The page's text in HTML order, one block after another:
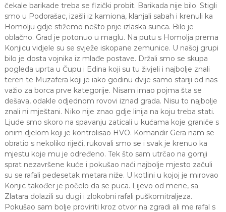
čekale barikade treba se fizički probit. Barikada nije bilo. Stigli
smo u Podorašac, izašli iz kamiona, klanjali sabah i krenuli ka
Homolju gdje stižemo nešto prije izlaska sunca. Bilo je
oblačno. Grad je potonuo u maglu. Na putu s Homolja prema
Konjicu vidjele su se svježe iskopane zemunice. U našoj grupi
bilo je dosta vojnika iz mlađe postave. Držali smo se skupa
pogleda uprta u Čupu i Edina koji su tu živjeli i najbolje znali
teren te Muzafera koji je iako godinu dvije samo stariji od nas
važio za borca prve kategorije. Nisam imao pojma šta se
dešava, odakle odjednom rovovi iznad grada. Nisu to najbolje
znali ni mještani. Niko nije znao gdje linija na koju treba stati.
Ljude smo skoro na spavanju zaticali u kućama koje graniče s
onim djelom koji je kontrolisao HVO. Komandir Gera nam se
obratio s nekoliko riječi, rukovali smo se i svak je krenuo ka
mjestu koje mu je određeno. Tek što sam utrčao na gornji
sprat nezavršene kuće i pokušao naći najbolje mjesto začuli
su se rafali pedesetak metara niže. U kotlini u kojoj je mirovao
Konjic također je počelo da se puca. Lijevo od mene, sa
Zlatara dolazili su dugi i zlokobni rafali puškomitraljeza.
Pokušao sam bolje proviriti kroz otvor na zgradi ali me rafal s